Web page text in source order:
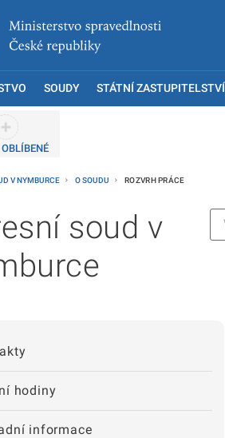
SOUDY STÁTNÍ ZASTUPITELSTVÍ
V NYMBURCE O SOUDU ROZVRH PRÁCE
soud v
hodiny
informace